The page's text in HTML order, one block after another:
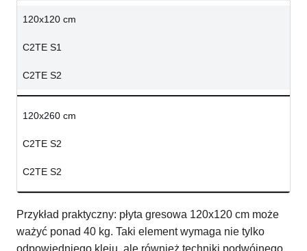
120x120 cm
C2TE S1
C2TE S2
120x260 cm
C2TE S2
C2TE S2
Przykład praktyczny: płyta gresowa 120x120 cm może
ważyć ponad 40 kg. Taki element wymaga nie tylko